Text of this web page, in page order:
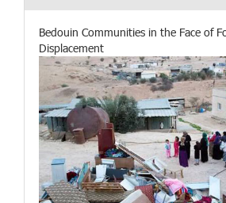
Bedouin Communities in the Face of
Displacement